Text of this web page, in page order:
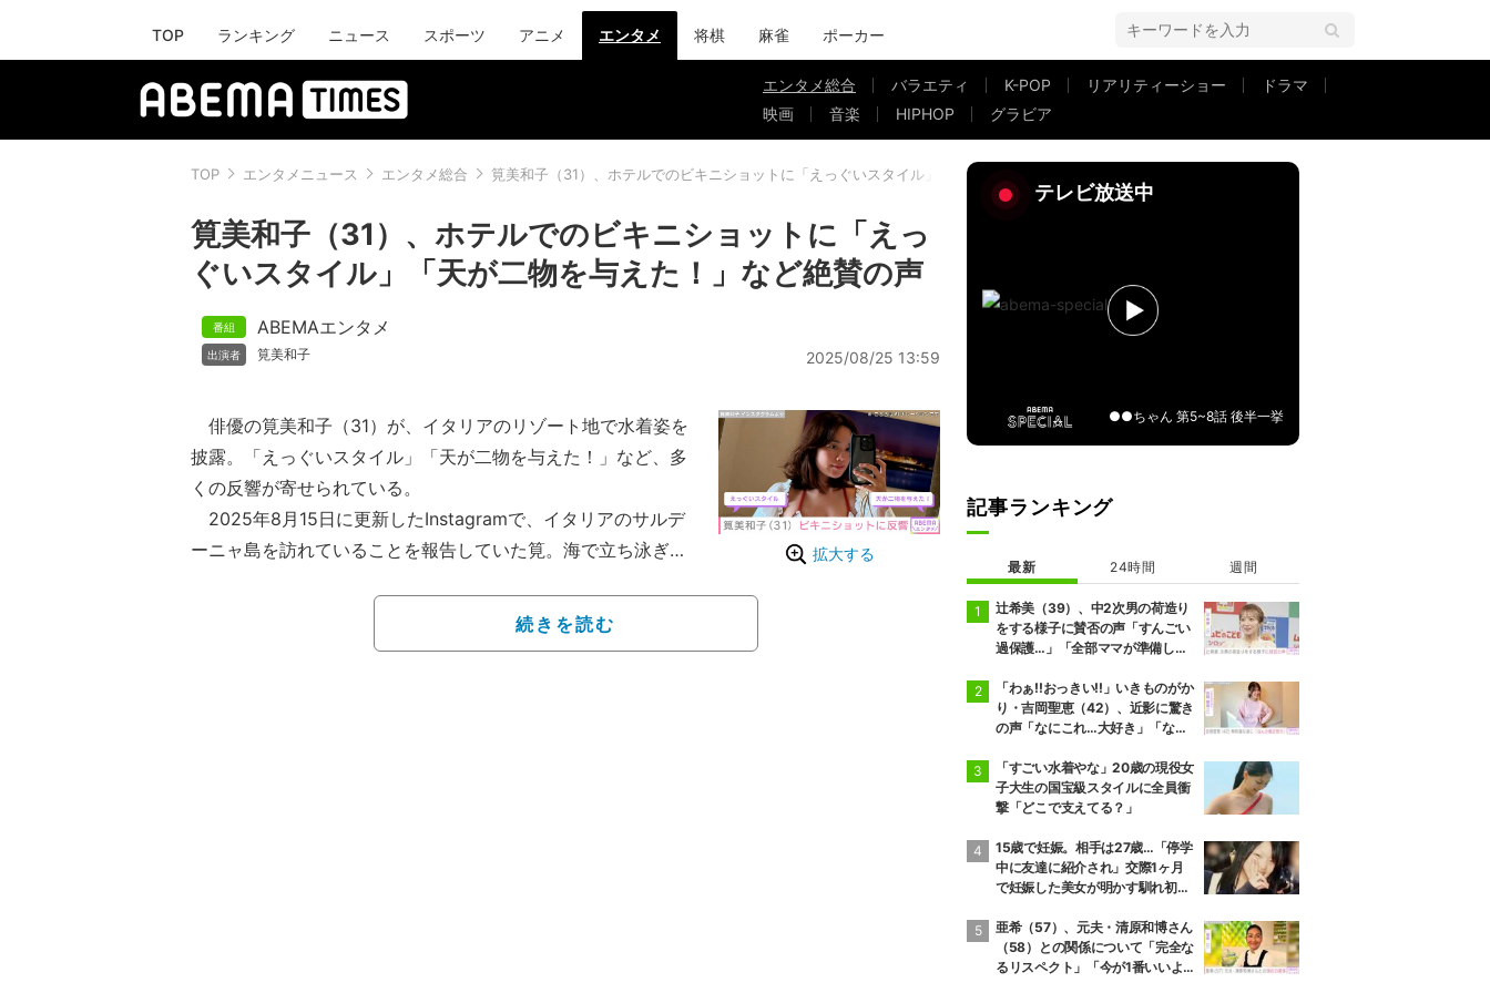
TOP ランキング ニュース スポーツ アニメ エンタメ 将棋 麻雀 ポーカー
エンタメ総合 バラエティ K-POP リアリティーショー
ドラマ
映画
音楽 HIPHOP グラビア
TOP エンタメニュース エンタメ総合 筧美和子（31）、ホテルでのビキニショットに「えっぐいスタイル」「天が二物を与えた！」など絶賛の声
筧美和子（31）、ホテルでのビキニショットに「えっ
ぐいスタイル」「天が二物を与えた！」など絶賛の声
ABEMAエンタメ
筧美和子 2025/08/25 13:59
拡大する
俳優の筧美和子（31）が、イタリアのリゾート地で水着姿を
披露。「えっぐいスタイル」「天が二物を与えた！」など、多
くの反響が寄せられている。
2025年8月15日に更新したInstagramで、イタリアのサルデ
ーニャ島を訪れていることを報告していた筧。海で立ち泳ぎを
24日の投稿では、「毎日パスタ食べて海でぷかぷかして、ビ
ーチでゴロゴロしてた幸せ」とつづり、堪能した現地の食事や
続きを読む
テレビ放送中
●●ちゃん 第5~8話 後半一挙
記事ランキング
最新 24時間 週間
辻希美（39）、中2次男の荷造り
をする様子に賛否の声「すんごい
過保護…」「全部ママが準備して
「わぁ!!おっきい!!」いきものがか
り・吉岡聖恵（42）、近影に驚き
の声「なにこれ…大好き」「なん
「すごい水着やな」20歳の現役女
子大生の国宝級スタイルに全員衝
撃「どこで支えてる？」
15歳で妊娠。相手は27歳…「停学
中に友達に紹介され」交際1ヶ月
で妊娠した美女が明かす馴れ初め
絶句
亜希（57）、元夫・清原和博さん
（58）との関係について「完全な
るリスペクト」「今が1番いいよ